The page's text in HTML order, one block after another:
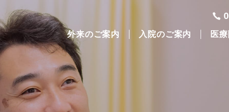
外来のご案内 入院のご案内 医